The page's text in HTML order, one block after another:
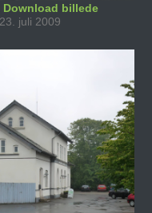
Download billede
juli 2009